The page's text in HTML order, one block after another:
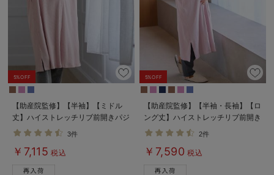
5%OFF
【助産院監修】【半袖】【ミドル
丈】ハイストレッチリブ前開きパジ
ャマ マタニティ・授乳パジャマ
【出産後も長く使える】
3件
￥7,115 税込
5%OFF
【助産院監修】【半袖・長袖】【ロ
ング丈】ハイストレッチリブ前開き
パジャマ マタニティ・授乳パジャ
マ【出産後も長く使える】
2件
￥7,590 税込